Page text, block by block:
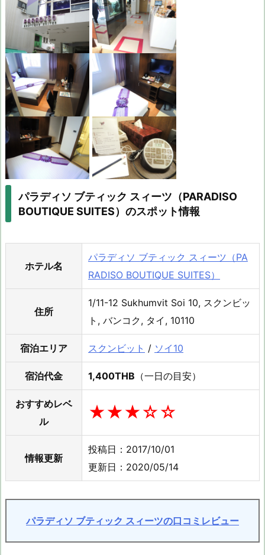
パラディソ ブティック スィーツ（PARADISO
BOUTIQUE SUITES）のスポット情報
ホテル名
パラディソ ブティック スィーツ（PA
RADISO BOUTIQUE SUITES）
住所
1/11-12 Sukhumvit Soi 10, スクンビッ
ト, バンコク, タイ, 10110
宿泊エリア スクンビット / ソイ10
宿泊代金 1,400THB （一日の目安）
おすすめレベ
ル
★★★☆☆
情報更新
投稿日：2017/10/01
更新日：2020/05/14
パラディソ ブティック スィーツの口コミレビュー